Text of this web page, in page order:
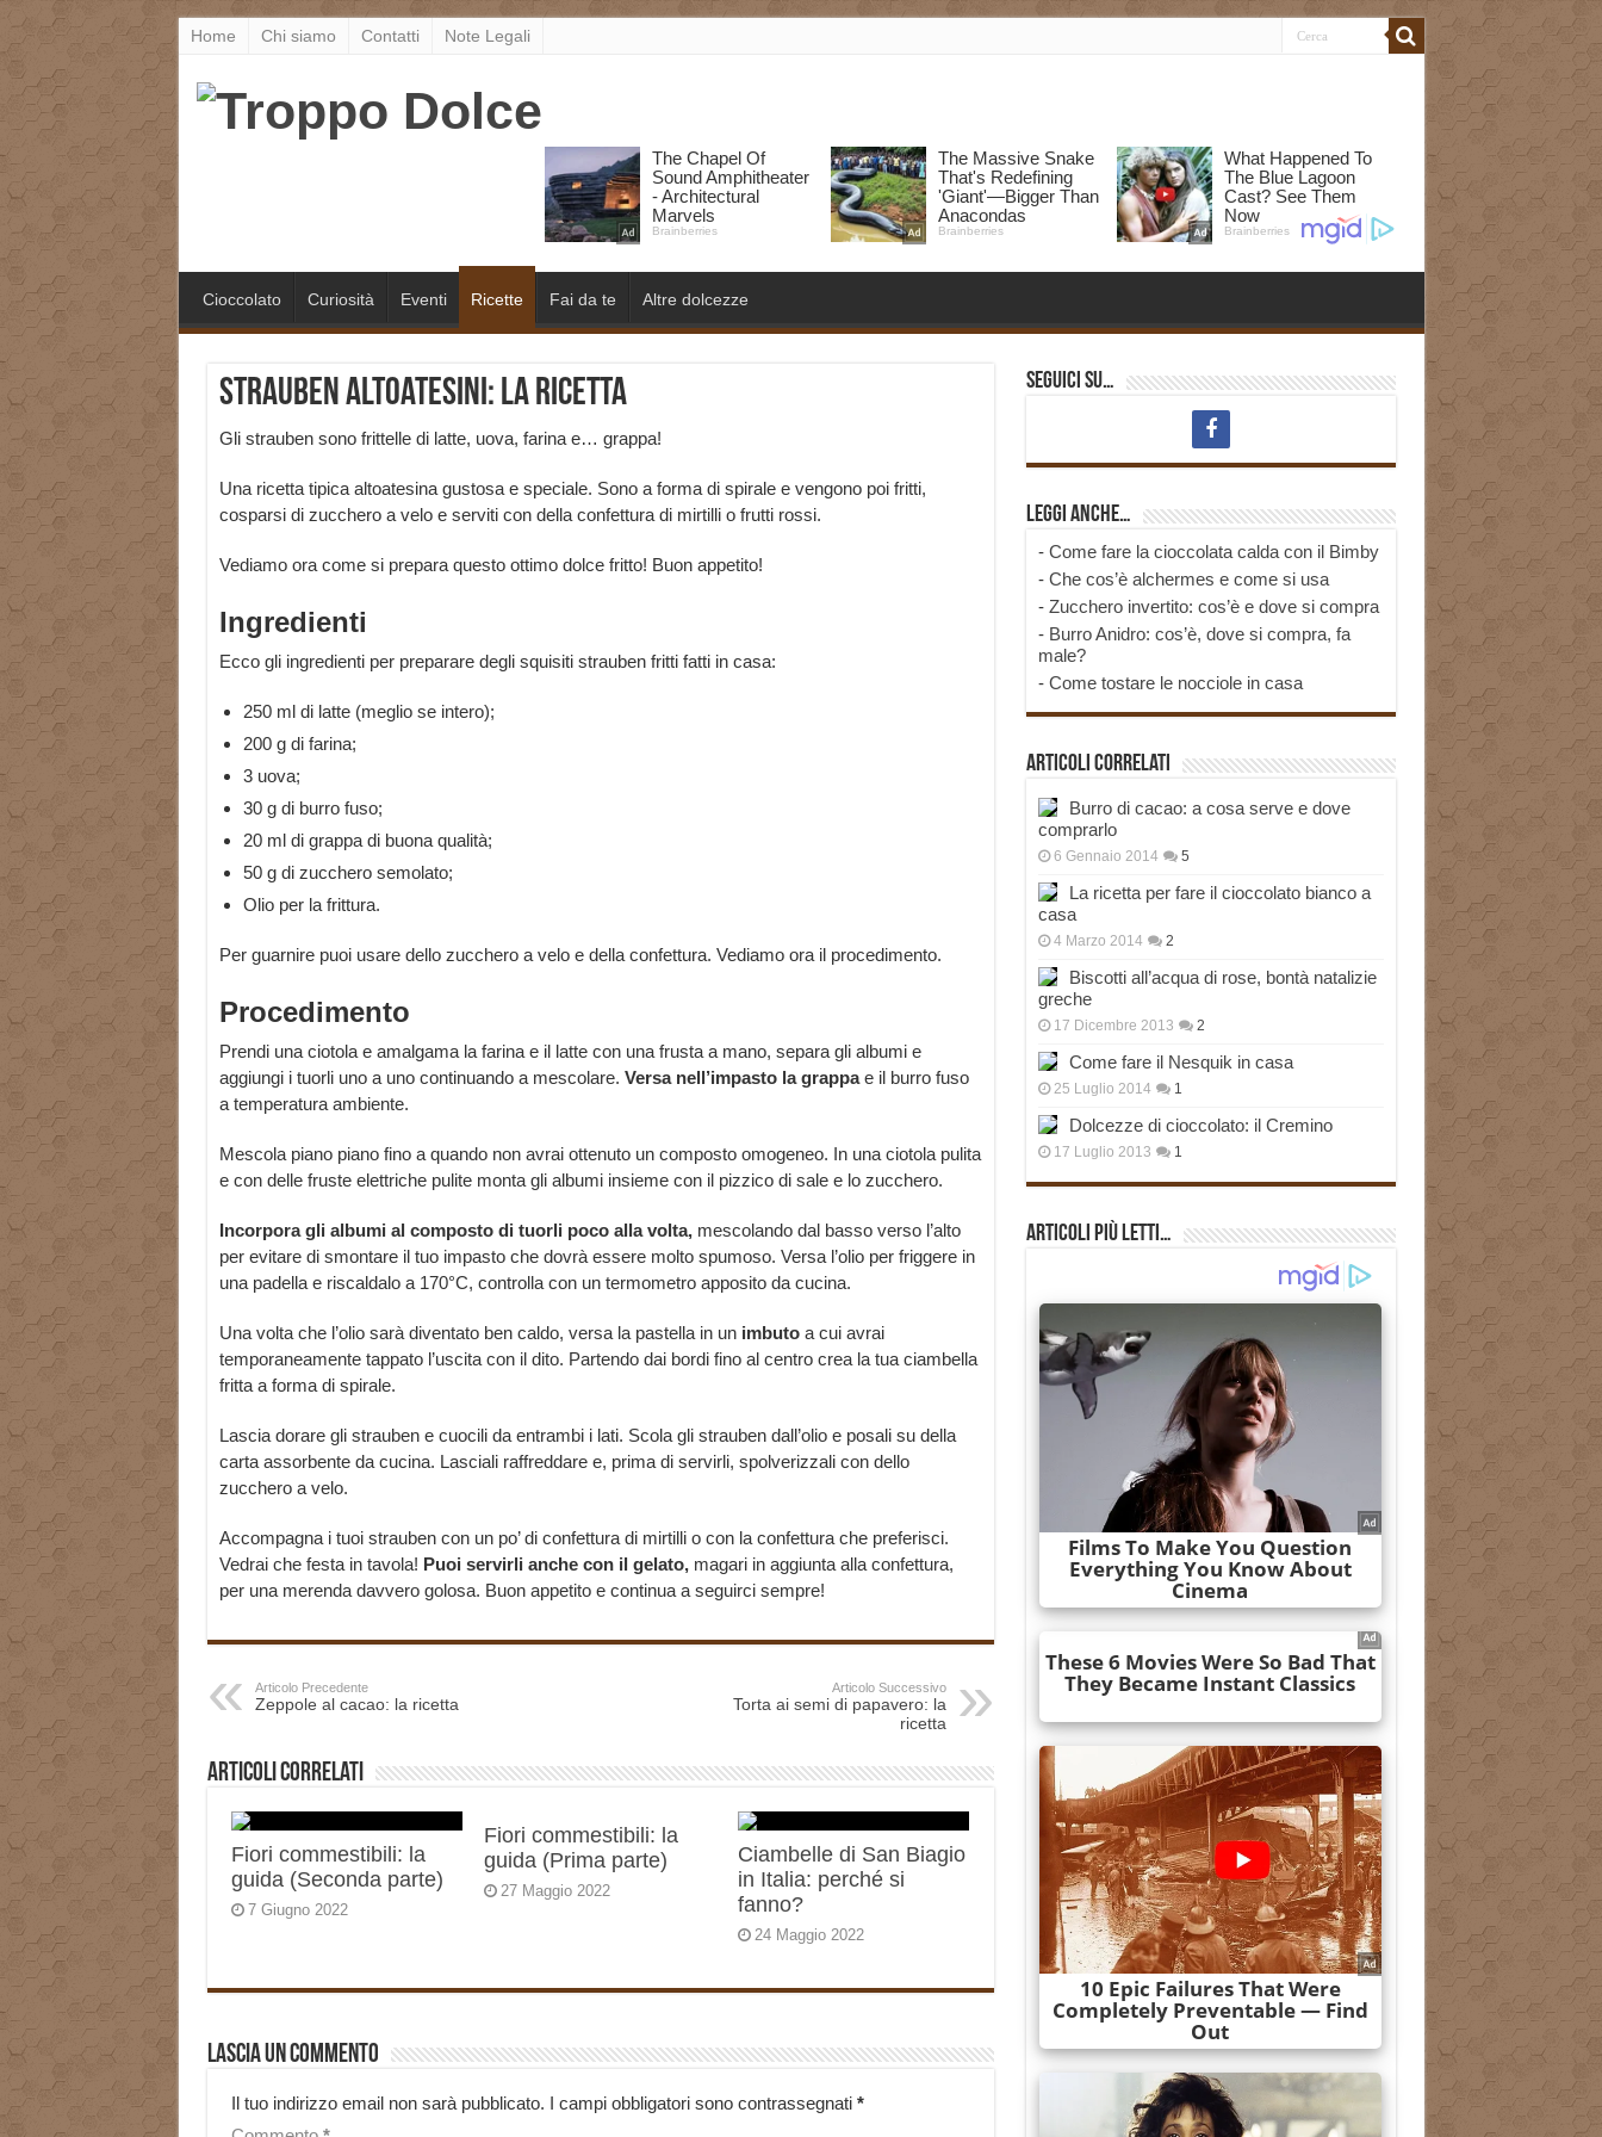
Home Chi siamo Contatti Note Legali
Cioccolato Curiosità Eventi Ricette Fai da te Altre dolcezze
Strauben altoatesini: la ricetta
Gli strauben sono frittelle di latte, uova, farina e… grappa!
Una ricetta tipica altoatesina gustosa e speciale. Sono a forma di spirale e vengono poi fritti,
cosparsi di zucchero a velo e serviti con della confettura di mirtilli o frutti rossi.
Vediamo ora come si prepara questo ottimo dolce fritto! Buon appetito!
Ingredienti
Ecco gli ingredienti per preparare degli squisiti strauben fritti fatti in casa:
250 ml di latte (meglio se intero);
200 g di farina;
3 uova;
30 g di burro fuso;
20 ml di grappa di buona qualità;
50 g di zucchero semolato;
Olio per la frittura.
Per guarnire puoi usare dello zucchero a velo e della confettura. Vediamo ora il procedimento.
Procedimento
Prendi una ciotola e amalgama la farina e il latte con una frusta a mano, separa gli albumi e
aggiungi i tuorli uno a uno continuando a mescolare. Versa nell’impasto la grappae il burro fuso
a temperatura ambiente.
Mescola piano piano fino a quando non avrai ottenuto un composto omogeneo. In una ciotola pulita
e con delle fruste elettriche pulite monta gli albumi insieme con il pizzico di sale e lo zucchero.
Incorpora gli albumi al composto di tuorli poco alla volta,mescolando dal basso verso l’alto
per evitare di smontare il tuo impasto che dovrà essere molto spumoso. Versa l’olio per friggere in
una padella e riscaldalo a 170°C, controlla con un termometro apposito da cucina.
Una volta che l’olio sarà diventato ben caldo, versa la pastella in un imbutoa cui avrai
temporaneamente tappato l’uscita con il dito. Partendo dai bordi fino al centro crea la tua ciambella
fritta a forma di spirale.
Lascia dorare gli strauben e cuocili da entrambi i lati. Scola gli strauben dall’olio e posali su della
carta assorbente da cucina. Lasciali raffreddare e, prima di servirli, spolverizzali con dello
zucchero a velo.
Accompagna i tuoi strauben con un po’ di confettura di mirtilli o con la confettura che preferisci.
Vedrai che festa in tavola! Puoi servirli anche con il gelato, magari in aggiunta alla confettura,
per una merenda davvero golosa. Buon appetito e continua a seguirci sempre!
Articolo Precedente
Zeppole al cacao: la ricetta
Articolo Successivo
Torta ai semi di papavero: la
ricetta
Articoli correlati
Fiori commestibili: la
guida (Seconda parte)
7 Giugno 2022
Fiori commestibili: la
guida (Prima parte)
27 Maggio 2022
Ciambelle di San Biagio
in Italia: perché si
fanno?
24 Maggio 2022
Lascia un commento
Il tuo indirizzo email non sarà pubblicato. I campi obbligatori sono contrassegnati *
Seguici su…
Leggi anche…
- Come fare la cioccolata calda con il Bimby
- Che cos’è alchermes e come si usa
- Zucchero invertito: cos’è e dove si compra
- Burro Anidro: cos’è, dove si compra, fa
male?
- Come tostare le nocciole in casa
Articoli correlati
Burro di cacao: a cosa serve e dove
comprarlo
6 Gennaio 2014 5
La ricetta per fare il cioccolato bianco a
casa
4 Marzo 2014 2
Biscotti all’acqua di rose, bontà natalizie
greche
17 Dicembre 2013 2
Come fare il Nesquik in casa
25 Luglio 2014 1
Dolcezze di cioccolato: il Cremino
17 Luglio 2013 1
Articoli più Letti…